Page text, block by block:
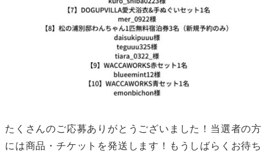
たくさんのご応募ありがとうございました！当選者の方
には商品・チケットを発送します！もうしばらくお待ち